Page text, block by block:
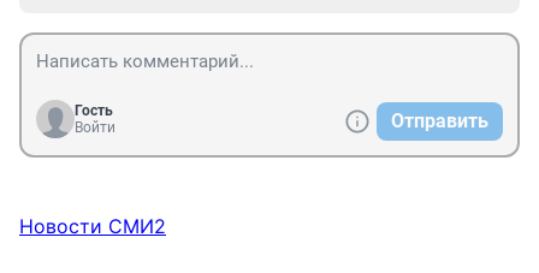
Гость
Войти
Отправить
Новости СМИ2